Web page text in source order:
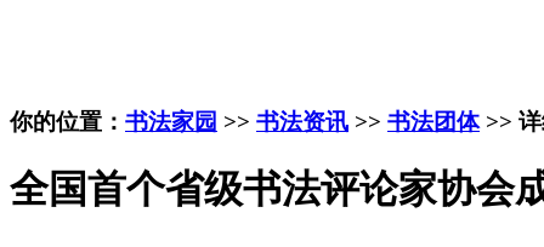
你的位置： 书法家园 >> 书法资讯 >> 书法团体>>
全国首个省级书法评论家协会